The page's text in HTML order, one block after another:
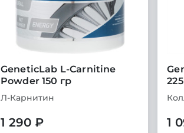
GeneticLab L-Carnitine
Powder 150 гр
Л-Карнитин
1 290 ₽ 1